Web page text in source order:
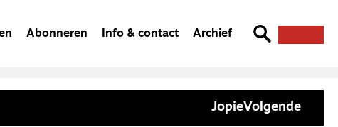
Abonneren Info & contact Archief
JopieVolgende